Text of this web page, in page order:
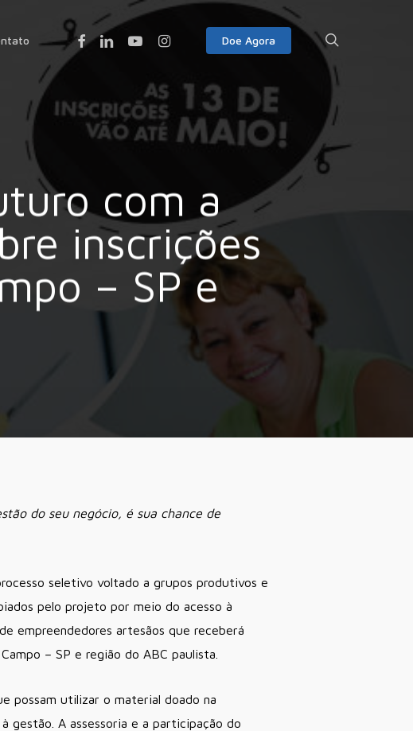
Doe Agora
FacebookLinkedinYoutubeInstagram
com a
inscrições
– SP e
do seu negócio, é sua chance de
seletivo voltado a grupos produtivos e
pelo projeto por meio do acesso à
empreendedores artesãos que receberá
– SP e região do ABC paulista.
possam utilizar o material doado na
gestão. A assessoria e a participação do